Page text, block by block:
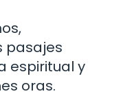
pasajes
espiritual y
oras.